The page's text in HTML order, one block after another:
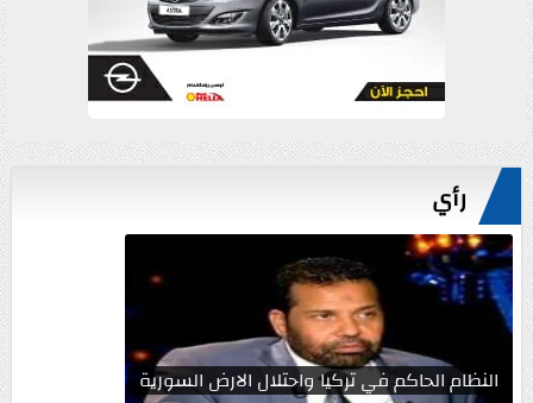
رأي
النظام الحاكم في تركيا واحتلال الارض السورية